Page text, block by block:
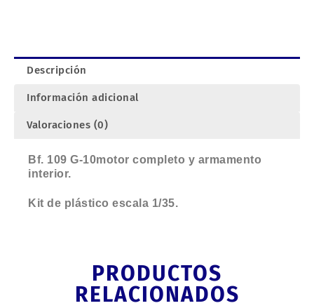
Descripción
Información adicional
Valoraciones (0)
Bf. 109 G-10motor completo y armamento
interior.
Kit de plástico escala 1/35.
PRODUCTOS
RELACIONADOS